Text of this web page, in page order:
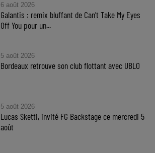
6 août 2026
Galantis : remix bluffant de Can’t Take My Eyes
Off You pour un...
5 août 2026
Bordeaux retrouve son club flottant avec UBLO
5 août 2026
Lucas Sketti, invité FG Backstage ce mercredi 5
août